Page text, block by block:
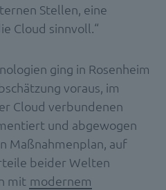
Stellen, eine
Cloud sinnvoll.“
ging in Rosenheim
voraus, im
Cloud verbundenen
und abgewogen
Maßnahmenplan, auf
beider Welten
mit modernem